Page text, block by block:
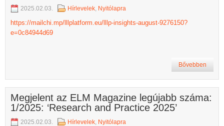
2025.02.03. Hírlevelek, Nyitólapra
https://mailchi.mp/lllplatform.eu/lllp-insights-august-9276150?
e=0c84944d69
Bővebben
Megjelent az ELM Magazine legújabb száma:
1/2025: ‘Research and Practice 2025’
2025.02.03. Hírlevelek, Nyitólapra